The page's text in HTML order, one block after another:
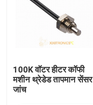
एनटीसी तापमान सेंसर
100K वॉटर हीटर कॉफी
मशीन थ्रेडेड तापमान सेंसर
जांच